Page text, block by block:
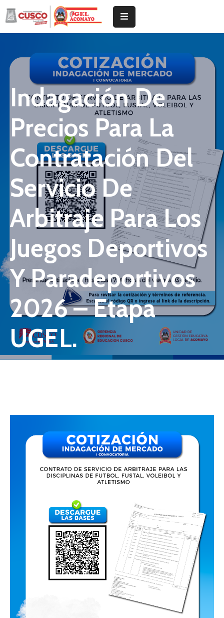
Institucional
Tramites
Documentos
De
Gestión
Indagación De
Precios Para La
Contratación Del
Servicio De
Arbitraje Para Los
Juegos Deportivos
Y Paradeportivos
2026 – Etapa
UGEL.